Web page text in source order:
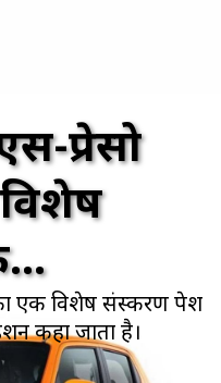
प्रेसो
एक विशेष संस्करण पेश
कहा जाता है।